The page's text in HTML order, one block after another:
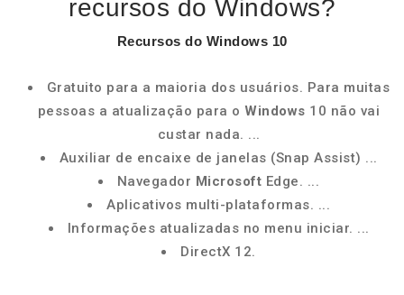
recursos do Windows?
Recursos do Windows 10
Gratuito para a maioria dos usuários. Para muitas
pessoas a atualização para oWindows 10 não vai
custar nada. ...
Auxiliar de encaixe de janelas (Snap Assist) ...
Navegador Microsoft Edge. ...
Aplicativos multi-plataformas. ...
Informações atualizadas no menu iniciar. ...
DirectX 12.